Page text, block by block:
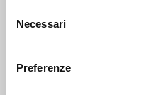
delNecessari
Preferenze